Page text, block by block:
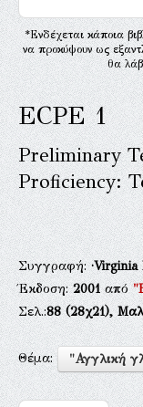
*Ενδέχεται κάποια
να προκύψουν ως
θα
ECPE 1
Preliminary
Proficiency:
Συγγραφή:·Virginia
Έκδοση:2001από
Σελ.:88(28χ21),
Θέμα: "Αγγλική